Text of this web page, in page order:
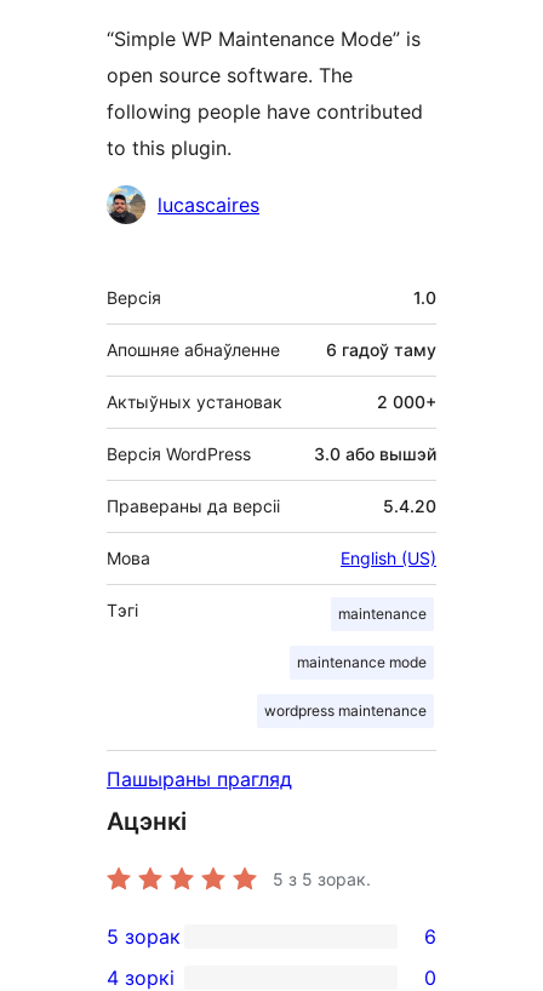
“Simple WP Maintenance Mode” is
open source software. The
following people have contributed
to this plugin.
Удзельнікіlucascaires
Мета
Версія 1.0
Апошняе абнаўленне 6 гадоў таму
Актыўных установак 2 000+
Версія WordPress 3.0 або вышэй
Правераны да версіі 5.4.20
Мова English (US)
Тэгі maintenance
maintenance mode
wordpress maintenance
Пашыраны прагляд
Ацэнкі
5 з 5 зорак.
6
5 зорак 6
4 зоркі 0